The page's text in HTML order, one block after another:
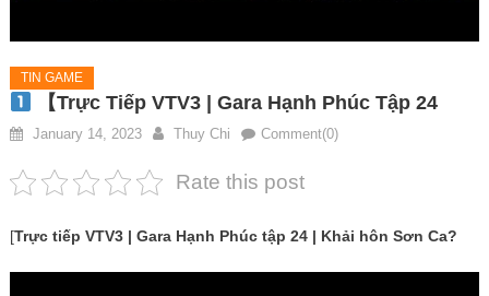
TIN GAME
【Trực Tiếp VTV3 | Gara Hạnh Phúc Tập 24
January 14, 2023 Thuy Chi Comment(0)
Rate this post
[Trực tiếp VTV3 | Gara Hạnh Phúc tập 24 | Khải hôn Sơn Ca?